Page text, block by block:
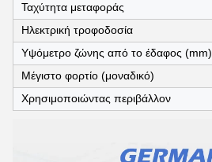
Ταχύτητα μεταφοράς
Ηλεκτρική τροφοδοσία
Υψόμετρο ζώνης από το έδαφος (mm)
Μέγιστο φορτίο (μοναδικό)
Χρησιμοποιώντας περιβάλλον